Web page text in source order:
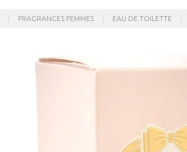
FRAGRANCES FEMMES EAU DE TOILETTE